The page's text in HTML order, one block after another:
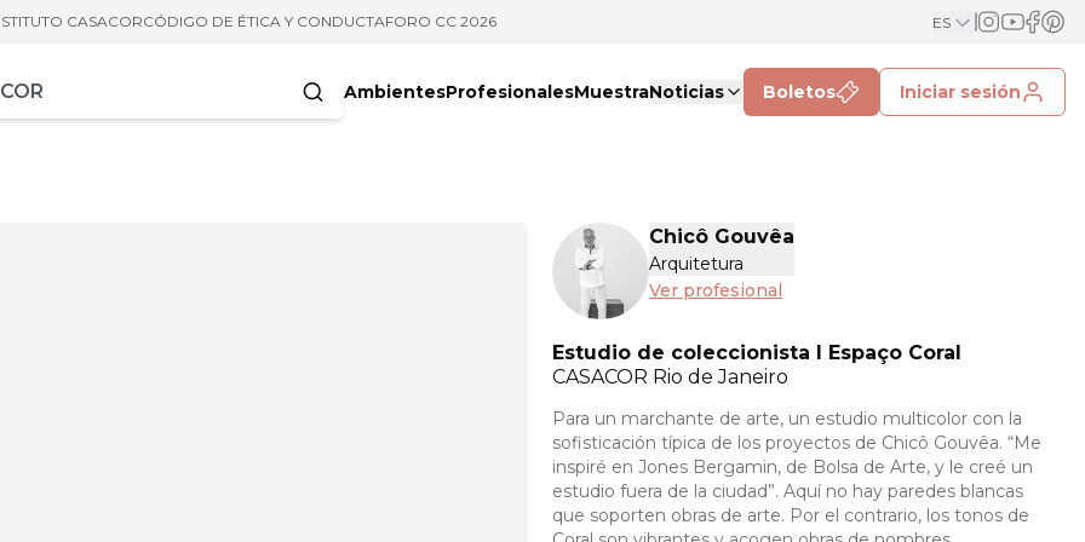
CASACORCÓDIGO DE ÉTICA Y CONDUCTAFORO CC 2026 ES
AmbientesProfesionalesMuestraNoticias Boletos Iniciar sesión
Chicô Gouvêa
Arquitetura
Ver profesional
Estudio de coleccionista I Espaço Coral
CASACOR Rio de Janeiro
Para un marchante de arte, un estudio multicolor con la
sofisticación típica de los proyectos de Chicô Gouvêa. “Me
inspiré en Jones Bergamin, de Bolsa de Arte, y le creé un
estudio fuera de la ciudad”. Aquí no hay paredes blancas
que soporten obras de arte. Por el contrario, los tonos de